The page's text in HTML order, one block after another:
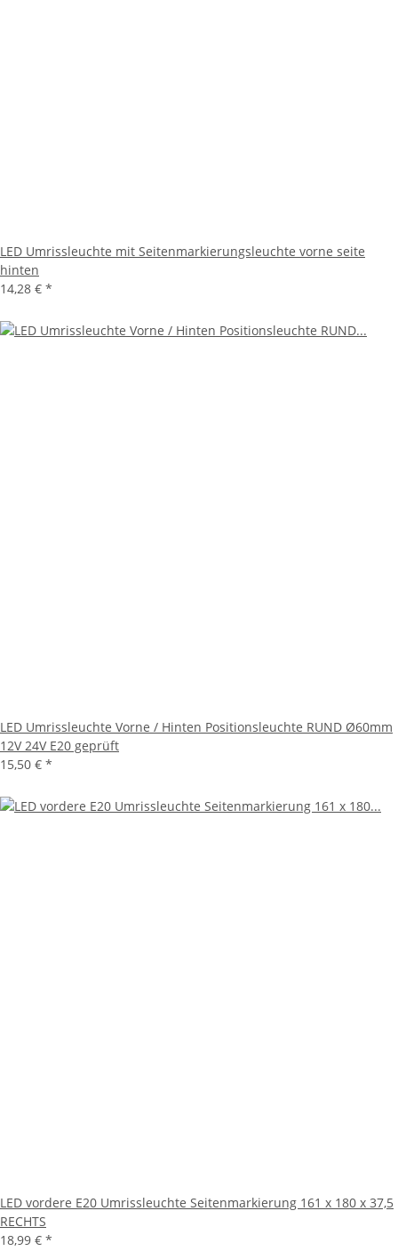
LED Umrissleuchte mit Seitenmarkierungsleuchte vorne seite
hinten
14,28 € *
LED Umrissleuchte Vorne / Hinten Positionsleuchte RUND Ø60mm
12V 24V E20 geprüft
15,50 € *
LED vordere E20 Umrissleuchte Seitenmarkierung 161 x 180 x 37,5
RECHTS
18,99 € *